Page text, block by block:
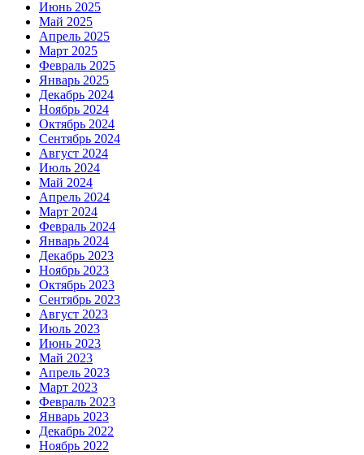
Июнь 2025
Май 2025
Апрель 2025
Март 2025
Февраль 2025
Январь 2025
Декабрь 2024
Ноябрь 2024
Октябрь 2024
Сентябрь 2024
Август 2024
Июль 2024
Май 2024
Апрель 2024
Март 2024
Февраль 2024
Январь 2024
Декабрь 2023
Ноябрь 2023
Октябрь 2023
Сентябрь 2023
Август 2023
Июль 2023
Июнь 2023
Май 2023
Апрель 2023
Март 2023
Февраль 2023
Январь 2023
Декабрь 2022
Ноябрь 2022